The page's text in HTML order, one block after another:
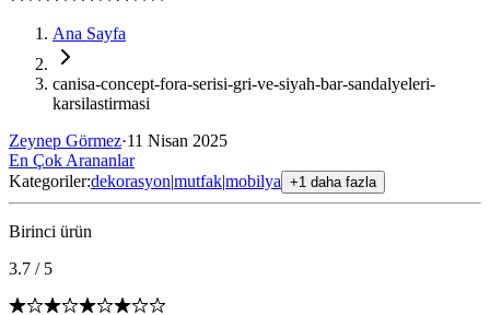
Ana Sayfa
canisa-concept-fora-serisi-gri-ve-siyah-bar-sandalyeleri-
karsilastirmasi
Zeynep Görmez·11 Nisan 2025
En Çok Arananlar
Kategoriler:dekorasyon|mutfak|mobilya +1 daha fazla
Birinci ürün
3.7 / 5